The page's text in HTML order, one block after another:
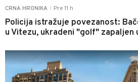
CRNA HRONIKA Pre 11 h
Policija istražuje povezanost:
u Vitezu, ukradeni "golf" zapaljen